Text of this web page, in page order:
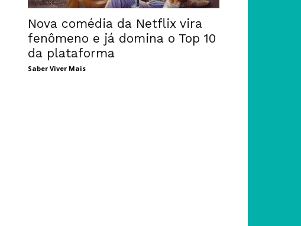
Nova comédia da Netflix vira
fenômeno e já domina o Top 10
da plataforma
Saber Viver Mais